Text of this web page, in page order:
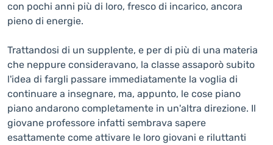
con pochi anni più di loro, fresco di incarico, ancora
pieno di energie.
Trattandosi di un supplente, e per di più di una materia
che neppure consideravano, la classe assaporò subito
l'idea di fargli passare immediatamente la voglia di
continuare a insegnare, ma, appunto, le cose piano
piano andarono completamente in un'altra direzione. Il
giovane professore infatti sembrava sapere
esattamente come attivare le loro giovani e riluttanti